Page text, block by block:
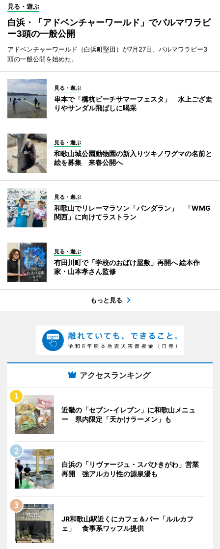
見る・遊ぶ
白浜・「アドベンチャーワールド」でパルマワラビ
ー3頭の一般公開
アドベンチャーワールド（白浜町堅田）が7月27日、パルマワラビー3
頭の一般公開を始めた。
見る・遊ぶ
串本で「橋杭ビーチサマーフェスタ」 水上ござ走
りやサンダル飛ばしに喝采
見る・遊ぶ
和歌山城公園動物園の新入りツキノワグマの名前と
絵を募集 来春公開へ
見る・遊ぶ
和歌山でリレーマラソン「パンダラン」 「WMG
関西」に向けてラストラン
見る・遊ぶ
有田川町で「学校のおばけ屋敷」再開へ 絵本作
家・山本孝さん監修
もっと見る
アクセスランキング
近畿の「セブン-イレブン」に和歌山メニュ
ー 県内限定「天かけラーメン」も
白浜の「リヴァージュ・スパひきがわ」営業
再開 強アルカリ性の源泉湯も
JR和歌山駅近くにカフェ＆バー「ルルカフ
ェ」 食事系ワッフル提供